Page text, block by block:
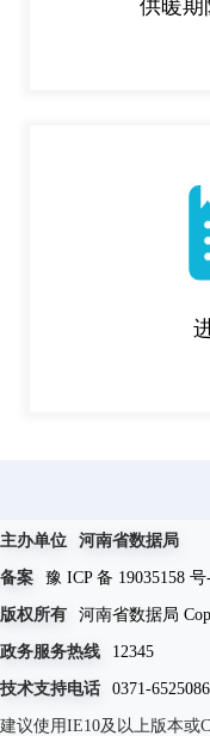
供暖期
主办单位 河南省数据局
备案 豫 ICP 备 19035158 号
版权所有 河南省数据局
政务服务热线 12345
技术支持电话 0371-
建议使用IE10及以上版本或